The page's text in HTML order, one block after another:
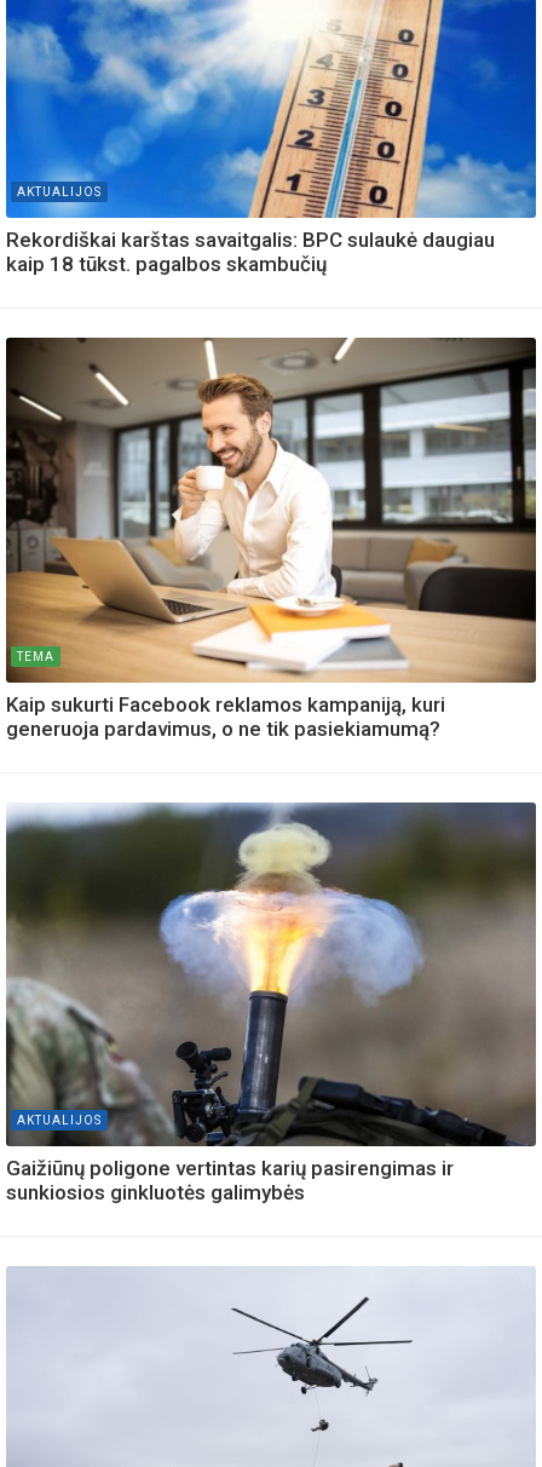
AKTUALIJOS
Rekordiškai karštas savaitgalis: BPC sulaukė daugiau
kaip 18 tūkst. pagalbos skambučių
TEMA
Kaip sukurti Facebook reklamos kampaniją, kuri
generuoja pardavimus, o ne tik pasiekiamumą?
AKTUALIJOS
Gaižiūnų poligone vertintas karių pasirengimas ir
sunkiosios ginkluotės galimybės